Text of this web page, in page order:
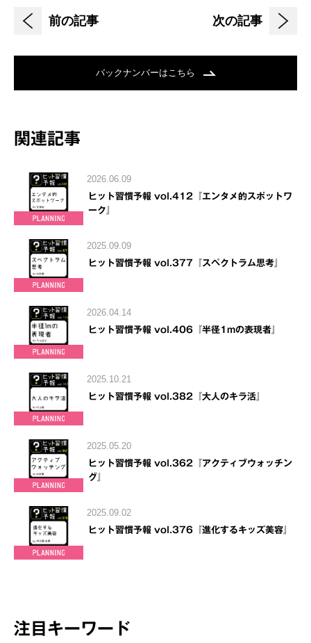
前の記事 次の記事
バックナンバーはこちら
関連記事
2026.06.09
ヒット習慣予報 vol.412『エンタメ的スポットワ
ーク』
2025.09.09
ヒット習慣予報 vol.377『スペクトラム思考』
2026.04.14
ヒット習慣予報 vol.406『半径1mの表現者』
2025.10.21
ヒット習慣予報 vol.382『大人のキラ活』
2025.05.20
ヒット習慣予報 vol.362『アクティブウォッチン
グ』
2025.09.02
ヒット習慣予報 vol.376『進化するキッズ美容』
注目キーワード